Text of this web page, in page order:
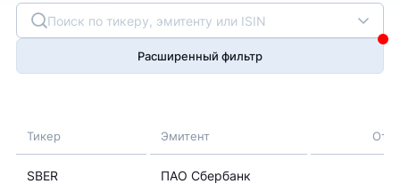
Расширенный фильтр
Тикер Эмитент
SBER ПАО Сбербанк